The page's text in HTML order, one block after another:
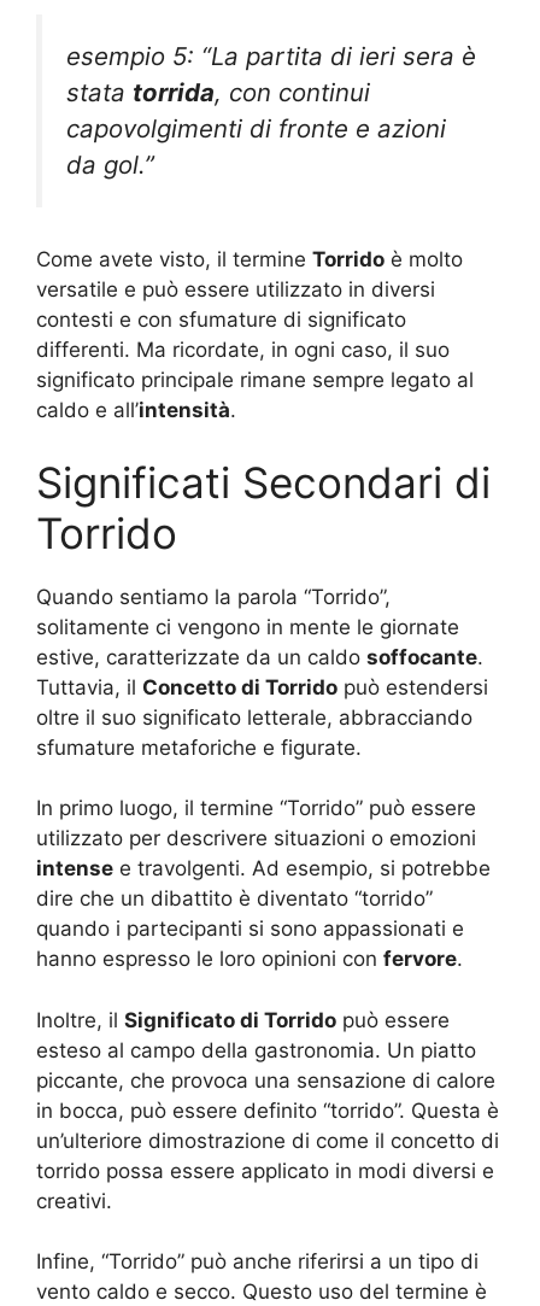
esempio 5: “La partita di ieri sera è
stata torrida, con continui
capovolgimenti di fronte e azioni
da gol.”
Come avete visto, il termine Torrido è molto
versatile e può essere utilizzato in diversi
contesti e con sfumature di significato
differenti. Ma ricordate, in ogni caso, il suo
significato principale rimane sempre legato al
caldo e all’intensità.
Significati Secondari di
Torrido
Quando sentiamo la parola “Torrido”,
solitamente ci vengono in mente le giornate
estive, caratterizzate da un caldo soffocante.
Tuttavia, il Concetto di Torrido può estendersi
oltre il suo significato letterale, abbracciando
sfumature metaforiche e figurate.
In primo luogo, il termine “Torrido” può essere
utilizzato per descrivere situazioni o emozioni
intense e travolgenti. Ad esempio, si potrebbe
dire che un dibattito è diventato “torrido”
quando i partecipanti si sono appassionati e
hanno espresso le loro opinioni con fervore.
Inoltre, il Significato di Torrido può essere
esteso al campo della gastronomia. Un piatto
piccante, che provoca una sensazione di calore
in bocca, può essere definito “torrido”. Questa è
un’ulteriore dimostrazione di come il concetto di
torrido possa essere applicato in modi diversi e
creativi.
Infine, “Torrido” può anche riferirsi a un tipo di
vento caldo e secco. Questo uso del termine è